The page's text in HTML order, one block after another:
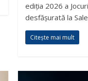
ediția 2026 a
desfășurată la
Citește mai mult